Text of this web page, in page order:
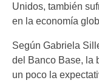
Unidos, también
en la economía
Según Gabriela
del Banco Base, la
un poco la